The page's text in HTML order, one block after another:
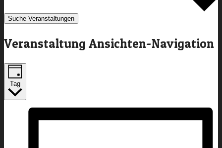
Suche Veranstaltungen
Veranstaltung Ansichten-Navigation
Tag